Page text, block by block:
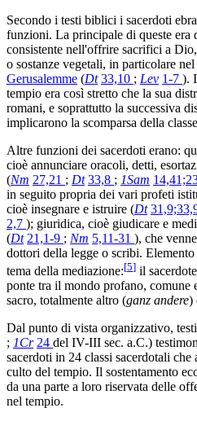
Secondo i testi biblici i sacerdoti
funzioni. La principale di queste era
consistente nell'offrire sacrifici a
o sostanze vegetali, in particolare
Gerusalemme (Dt 33,10 ; Lev 1-7 ).
tempio era così stretto che la sua
romani, e soprattutto la successiva
implicarono la scomparsa della
Altre funzioni dei sacerdoti erano:
cioè annunciare oracoli, detti,
(Nm 27,21 ; Dt 33,8 ; 1Sam
in seguito propria dei vari profeti
cioè insegnare e istruire (Dt
2,7 ); giuridica, cioè giudicare e
(Dt 21,1-9 ; Nm 5,11-31 ), che
dottori della legge o scribi.
tema della mediazione:[5] il
ponte tra il mondo profano, comune
sacro, totalmente altro (ganz andere)
Dal punto di vista organizzativo,
; 1Cr 24 del IV-III sec. a.C.)
sacerdoti in 24 classi sacerdotali
culto del tempio. Il sostentamento
da una parte a loro riservata delle
nel tempio.